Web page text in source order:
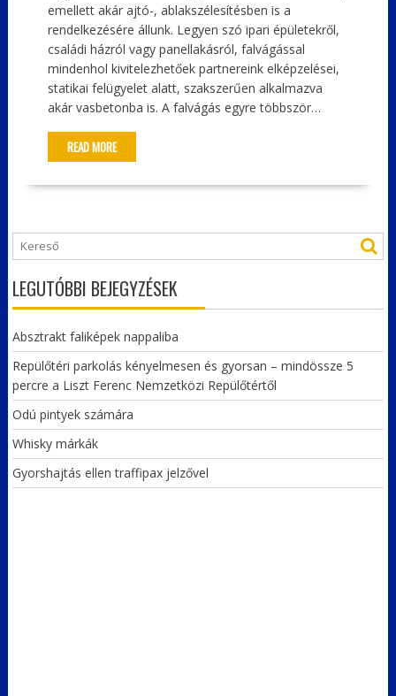
emellett akár ajtó-, ablakszélesítésben is a
rendelkezésére állunk. Legyen szó ipari épületekről,
családi házról vagy panellakásról, falvágással
mindenhol kivitelezhetőek partnereink elképzelései,
statikai felügyelet alatt, szakszerűen alkalmazva
akár vasbetonba is. A falvágás egyre többször…
READ MORE
LEGUTÓBBI BEJEGYZÉSEK
Absztrakt faliképek nappaliba
Repülőtéri parkolás kényelmesen és gyorsan – mindössze 5
percre a Liszt Ferenc Nemzetközi Repülőtértől
Odú pintyek számára
Whisky márkák
Gyorshajtás ellen traffipax jelzővel